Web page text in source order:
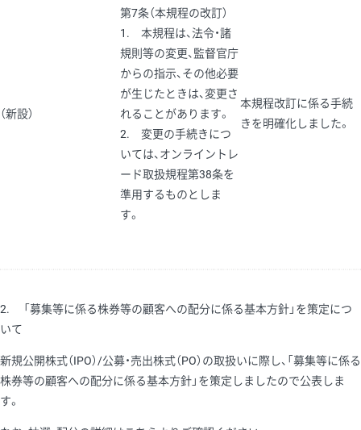
（新設）
第7条（本規程の改訂）
1. 本規程は、法令・諸
規則等の変更、監督官庁
からの指示、その他必要
が生じたときは、変更さ
れることがあります。
2. 変更の手続きにつ
いては、オンライントレ
ード取扱規程第38条を
準用するものとしま
す。
本規程改訂に係る手続
きを明確化しました。
2. 「募集等に係る株券等の顧客への配分に係る基本方針」を策定につ
いて
新規公開株式（IPO）/公募・売出株式（PO）の取扱いに際し、「募集等に係る
株券等の顧客への配分に係る基本方針」を策定しましたので公表しま
す。